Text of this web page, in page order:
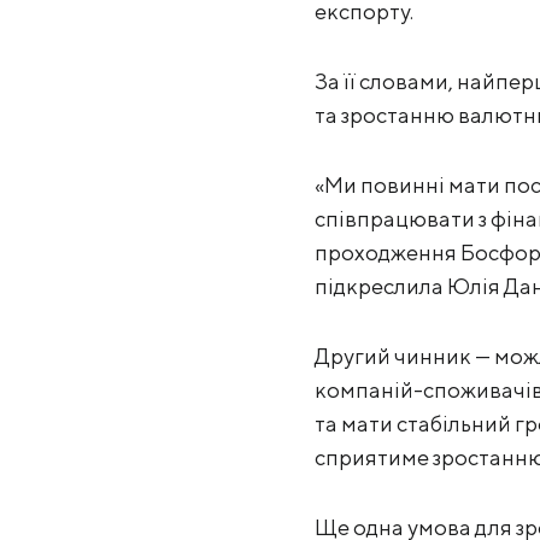
експорту.
За її словами,
та зростанню
«Ми повинні мати
співпрацювати з
проходження
підкреслила Юлія
Другий чинник —
компаній-
та мати стабільний
сприятиме зростанню
Ще одна умова для